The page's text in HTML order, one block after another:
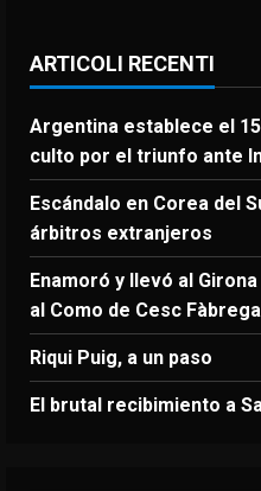
ARTICOLI RECENTI
Argentina establece el
culto por el triunfo ante
Escándalo en Corea del
árbitros extranjeros
Enamoró y llevó al
al Como de Cesc
Riqui Puig, a un paso
El brutal recibimiento a